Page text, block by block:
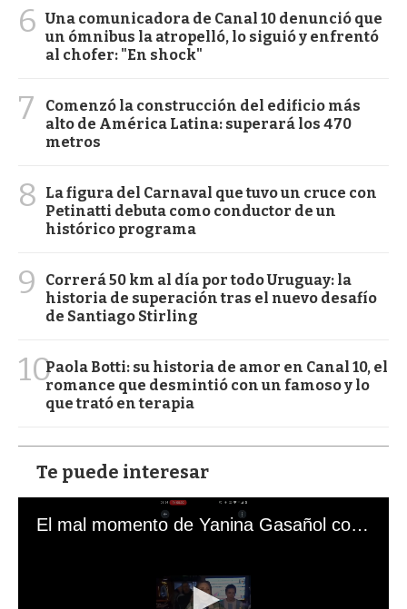
6 Una comunicadora de Canal 10 denunció que
un ómnibus la atropelló, lo siguió y enfrentó
al chofer: "En shock"
7
Comenzó la construcción del edificio más
alto de América Latina: superará los 470
metros
8
La figura del Carnaval que tuvo un cruce con
Petinatti debuta como conductor de un
histórico programa
9
Correrá 50 km al día por todo Uruguay: la
historia de superación tras el nuevo desafío
de Santiago Stirling
10Paola Botti: su historia de amor en Canal 10, el
romance que desmintió con un famoso y lo
que trató en terapia
Te puede interesar
El mal momento de Yanina Gasañol con un hincha argentino en "Subrayado"